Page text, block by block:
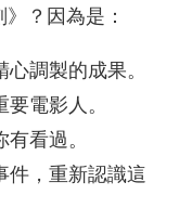
？因為是：
調製的成果。
電影人。
看過。
件，重新認識這